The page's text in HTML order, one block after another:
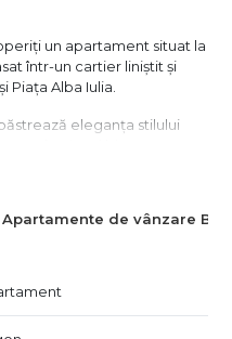
Apartamente de vânzare
un apartament situat la
într-un cartier liniștit și
Alba Iulia.
eleganța stilului
pe jos. Zona este bine
și parcuri, ceea ce o